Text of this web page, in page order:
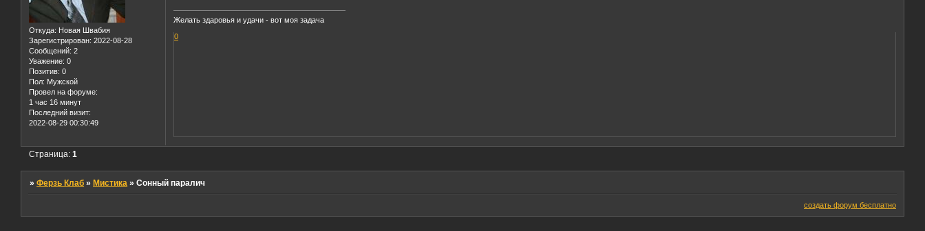
Откуда: Новая Швабия
Зарегистрирован: 2022-08-28
Сообщений: 2
Уважение: 0
Позитив: 0
Пол: Мужской
Провел на форуме:
1 час 16 минут
Последний визит:
2022-08-29 00:30:49
Желать здаровья и удачи - вот моя задача
0
Страница:1
»Ферзь Клаб » Мистика »Сонный паралич
создать форум бесплатно